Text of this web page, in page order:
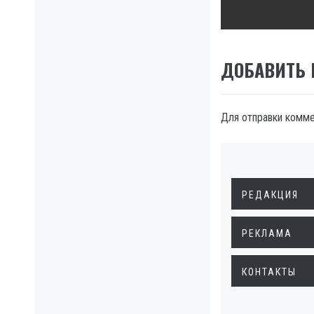
ДОБАВИТЬ
Для отправки
РЕДАКЦИЯ
РЕКЛАМА
КОНТАКТЫ